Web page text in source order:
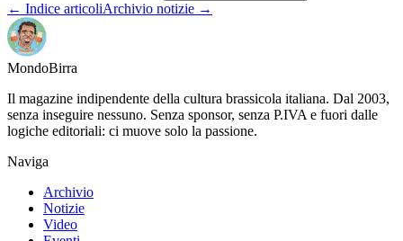
← Indice articoliArchivio notizie →
MondoBirra
Il magazine indipendente della cultura brassicola italiana. Dal 2003,
senza inseguire nessuno. Senza sponsor, senza P.IVA e fuori dalle
logiche editoriali: ci muove solo la passione.
Naviga
Archivio
Notizie
Video